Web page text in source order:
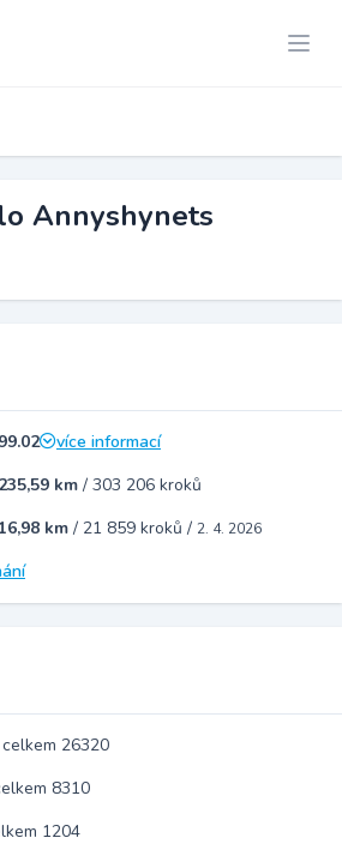
Annyshynets
99.02
více informací
235,59 km / 303 206 kroků
16,98 km / 21 859 kroků / 2. 4. 2026
26320
8310
1204